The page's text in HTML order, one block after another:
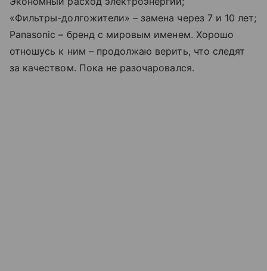
«Фильтры-долгожители» – замена через 7 и 10 лет;
Panasonic – бренд с мировым именем. Хорошо
отношусь к ним – продолжаю верить, что следят
за качеством. Пока не разочаровался.